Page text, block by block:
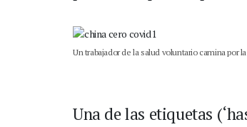
Un trabajador de la salud voluntario camina por
Una de las etiquetas